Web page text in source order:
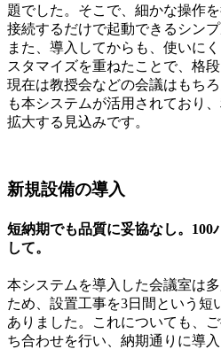
題でした。そこで、細かな操作
接続するだけで起動できるシン
また、導入してからも、使いに
スタマイズを重ねたことで、格
現在は教授会などの会議はもち
も本システムが活用されており
拡大する見込みです。
新規設備の導入
短納期でも品質に妥協なし。100
して。
本システムを導入した会議室は
ため、設置工事を3日間という短
ありました。これについても、
ち合わせを行い、納期通りに導